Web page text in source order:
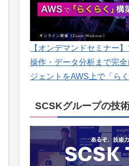
【オンデマンドセミナー
操作・データ分析まで完
ジェントをAWS上で「ら
SCSKグループの技